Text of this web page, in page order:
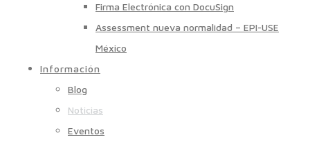
Firma Electrónica con DocuSign
Assessment nueva normalidad – EPI-USE
México
Información
Blog
Noticias
Eventos